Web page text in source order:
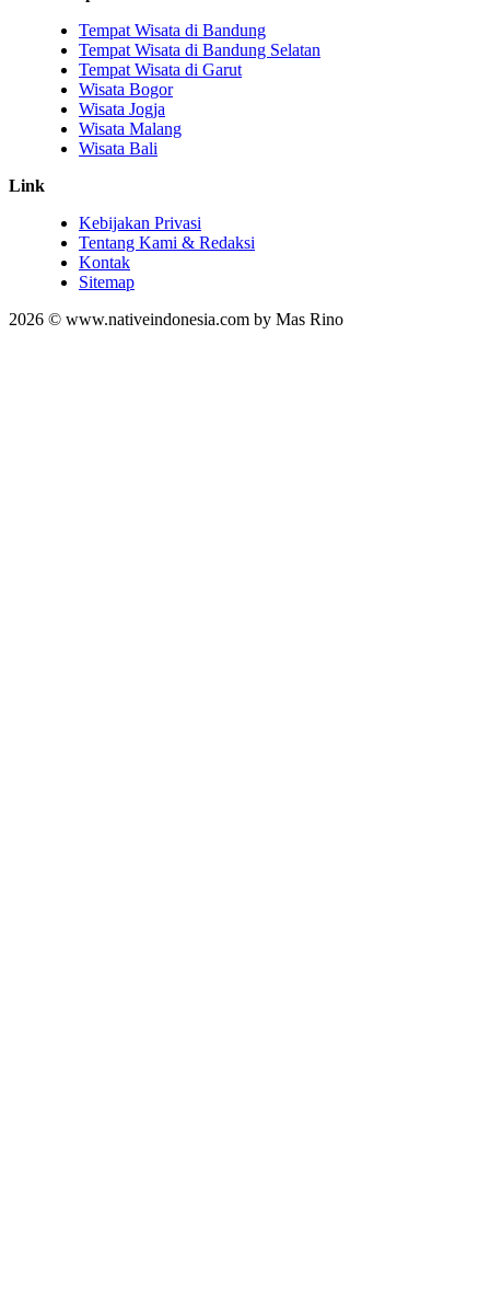
Tempat Wisata di Bandung
Tempat Wisata di Bandung Selatan
Tempat Wisata di Garut
Wisata Bogor
Wisata Jogja
Wisata Malang
Wisata Bali
Link
Kebijakan Privasi
Tentang Kami & Redaksi
Kontak
Sitemap
2026 © www.nativeindonesia.com by Mas Rino